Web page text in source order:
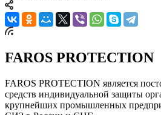
FAROS PROTECTION
FAROS PROTECTION является
средств индивидуальной защиты
крупнейших промышленных